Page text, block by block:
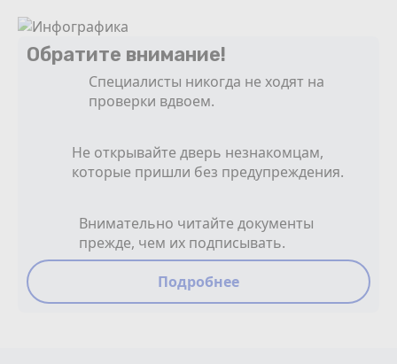
Обратите внимание!
Специалисты никогда не ходят на
проверки вдвоем.
Не открывайте дверь незнакомцам,
которые пришли без предупреждения.
Внимательно читайте документы
прежде, чем их подписывать.
Подробнее